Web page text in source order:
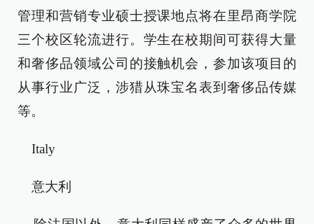
管理和营销专业硕士授课地点将在里昂商学院
三个校区轮流进行。学生在校期间可获得大量
和奢侈品领域公司的接触机会，参加该项目的
从事行业广泛，涉猎从珠宝名表到奢侈品传媒
等。
Italy
意大利